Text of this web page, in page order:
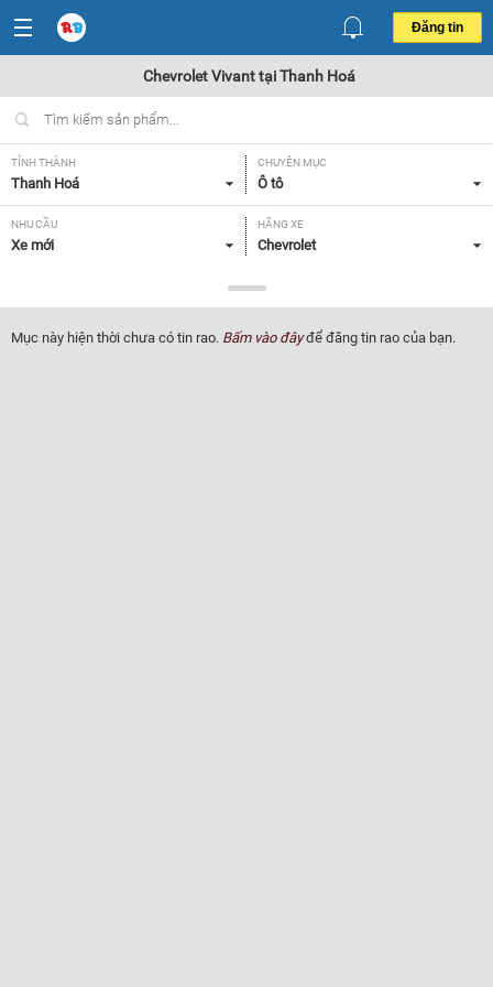
Đăng tin
Chevrolet Vivant tại Thanh Hoá
TỈNH THÀNH
Thanh Hoá
CHUYÊN MỤC
Ô tô
NHU CẦU
Xe mới
HÃNG XE
Chevrolet
Vivant
NĂM SẢN XUẤT
Tất cả
GIÁ XE XUẤT XỨ
Mục này hiện thời chưa có tin rao. Bấm vào đâyđể đăng tin rao của bạn.